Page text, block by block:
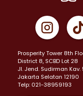
Properti Dijual di
Properti Dijual di
Properti Dijual di
Properti Dijual di
Properti Dijual di
Properti Dijual di
Prosperity Tower 8th
District 8, SCBD Lot 28
JI. Jend. Sudirman Kav.
Jakarta Selatan 12190
Telp: 021-38959193